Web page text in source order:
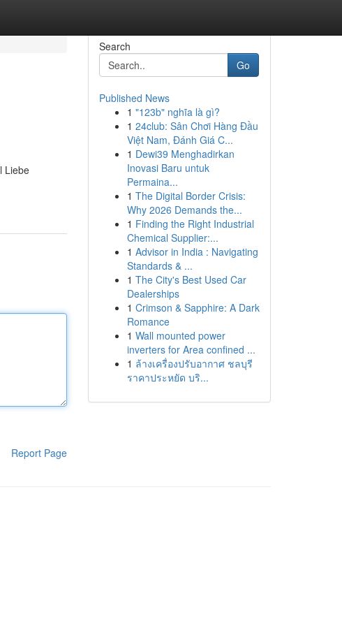
Liebe
Report Page
Search
Go
Published News
1 "123b" nghĩa là gì?
1 24club: Sân Chơi Hàng Đầu
Việt Nam, Đánh Giá C...
1 Dewi39 Menghadirkan
Inovasi Baru untuk
Permaina...
1 The Digital Border Crisis:
Why 2026 Demands the...
1 Finding the Right Industrial
Chemical Supplier:...
1 Advisor in India : Navigating
Standards & ...
1 The City's Best Used Car
Dealerships
1 Crimson & Sapphire: A Dark
Romance
1 Wall mounted power
inverters for Area confined ...
1 ล้างเครื่องปรับอากาศ ชลบุรี
ราคาประหยัด บริ...